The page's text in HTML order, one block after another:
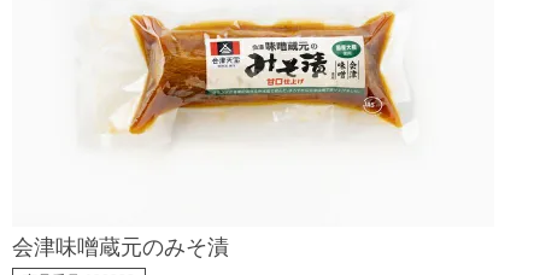
会津味噌蔵元のみそ漬